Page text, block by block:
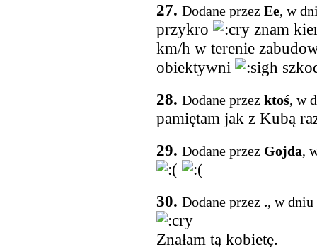
27. Dodane przez Ee, w
przykro
znam
km/h w terenie
obiektywni
28. Dodane przez ktoś, w
pamiętam jak z Kubą
29. Dodane przez Gojda,
30. Dodane przez ., w dniu
Znałam tą kobietę.